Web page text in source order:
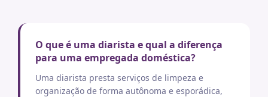
O que é uma diarista e qual a diferença
para uma empregada doméstica?
Uma diarista presta serviços de limpeza e
organização de forma autônoma e esporádica,